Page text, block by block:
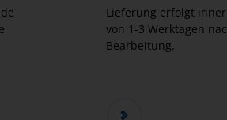
Lieferung erfolgt
von 1-3 Werktagen
Bearbeitung.